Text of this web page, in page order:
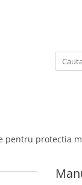
pentru protectia